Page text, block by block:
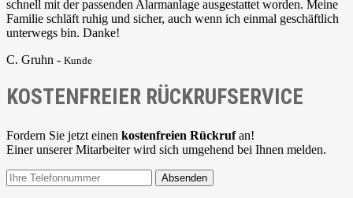
schnell mit der passenden Alarmanlage ausgestattet worden. Meine
Familie schläft ruhig und sicher, auch wenn ich einmal geschäftlich
unterwegs bin. Danke!
C. Gruhn - Kunde
KOSTENFREIER RÜCKRUFSERVICE
Fordern Sie jetzt einen kostenfreien Rückrufan!
Einer unserer Mitarbeiter wird sich umgehend bei Ihnen melden.
Absenden